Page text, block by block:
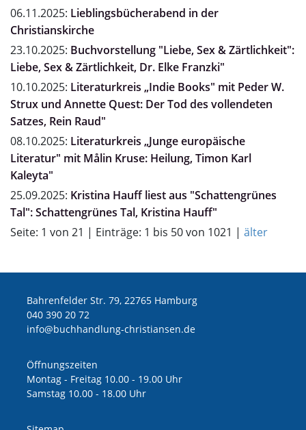
06.11.2025: Lieblingsbücherabend in der
Christianskirche
23.10.2025: Buchvorstellung "Liebe, Sex & Zärtlichkeit":
Liebe, Sex & Zärtlichkeit, Dr. Elke Franzki"
10.10.2025: Literaturkreis „Indie Books" mit Peder W.
Strux und Annette Quest: Der Tod des vollendeten
Satzes, Rein Raud"
08.10.2025: Literaturkreis „Junge europäische
Literatur" mit Målin Kruse: Heilung, Timon Karl
Kaleyta"
25.09.2025: Kristina Hauff liest aus "Schattengrünes
Tal": Schattengrünes Tal, Kristina Hauff"
Seite: 1 von 21 | Einträge: 1 bis 50 von 1021 | älter
Bahrenfelder Str. 79, 22765 Hamburg
040 390 20 72
ed.nesnaitsirhc-gnuldnahhcub@ofni
Öffnungszeiten
Montag - Freitag 10.00 - 19.00 Uhr
Samstag 10.00 - 18.00 Uhr